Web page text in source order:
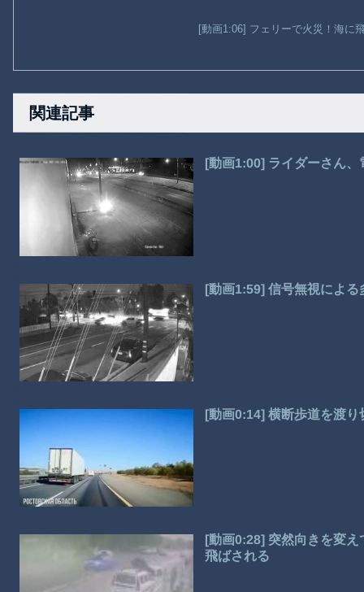
[動画1:06] フェリーで火災！海に
関連記事
[動画1:00] ライダーさん
[動画1:59] 信号無視によ
[動画0:14] 横断歩道を渡
[動画0:28] 突然向きを変
飛ばされる